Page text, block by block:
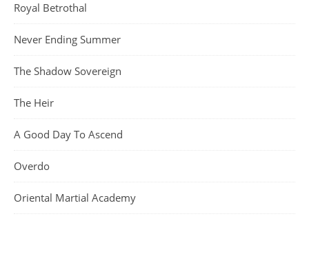
Royal Betrothal
Never Ending Summer
The Shadow Sovereign
The Heir
A Good Day To Ascend
Overdo
Oriental Martial Academy